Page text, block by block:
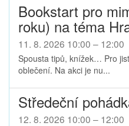
Bookstart pro
roku) na téma
11. 8. 2026 10:00 – 12:00
Spousta tipů, knížek… Pro
oblečení. Na akci je nu...
Středeční
12. 8. 2026 10:00 – 12:00